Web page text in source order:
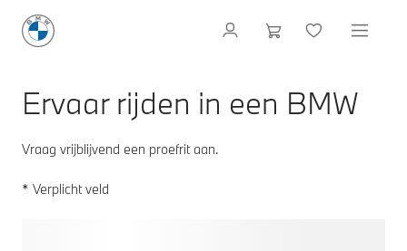
Ervaar rijden in een BMW
Vraag vrijblijvend een proefrit aan.
* Verplicht veld